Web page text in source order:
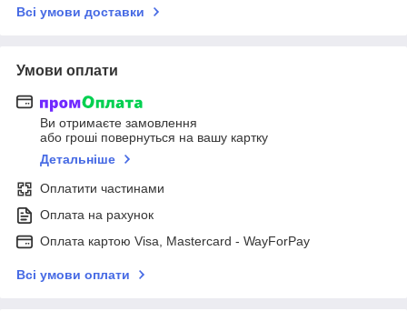
Всі умови доставки
Умови оплати
Ви отримаєте замовлення
або гроші повернуться на вашу картку
Детальніше
Оплатити частинами
Оплата на рахунок
Оплата картою Visa, Mastercard - WayForPay
Всі умови оплати